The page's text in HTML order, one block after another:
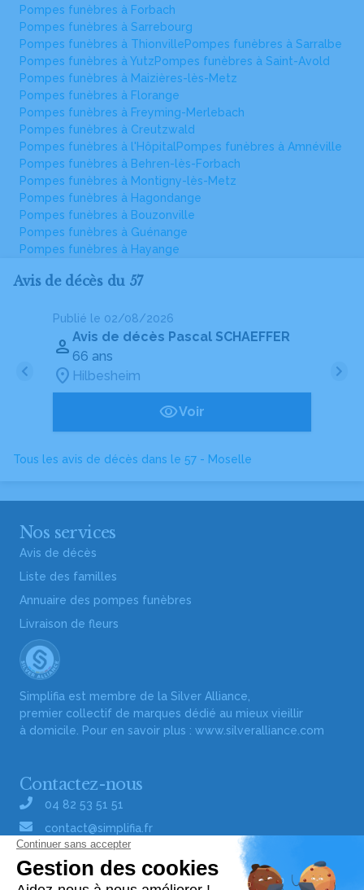
Pompes funèbres à Forbach
Pompes funèbres à Sarrebourg
Pompes funèbres à ThionvillePompes funèbres à Sarralbe
Pompes funèbres à YutzPompes funèbres à Saint-Avold
Pompes funèbres à Maizières-lès-Metz
Pompes funèbres à Florange
Pompes funèbres à Freyming-Merlebach
Pompes funèbres à Creutzwald
Pompes funèbres à l'Hôpital Pompes funèbres à Amnéville
Pompes funèbres à Behren-lès-Forbach
Pompes funèbres à Montigny-lès-Metz
Pompes funèbres à Hagondange
Pompes funèbres à Bouzonville
Pompes funèbres à Guénange
Pompes funèbres à Hayange
Avis de décès du 57
Publié le 02/08/2026
Avis de décès Pascal SCHAEFFER
66 ans
Hilbesheim
Voir
Tous les avis de décès dans le 57 - Moselle
Nos services
Avis de décès
Liste des familles
Annuaire des pompes funèbres
Livraison de fleurs
Simplifia est membre de la Silver Alliance,
premier collectif de marques dédié au mieux vieillir
à domicile. Pour en savoir plus : www.silveralliance.com
Contactez-nous
04 82 53 51 51
contact@simplifia.fr
Réseaux sociaux